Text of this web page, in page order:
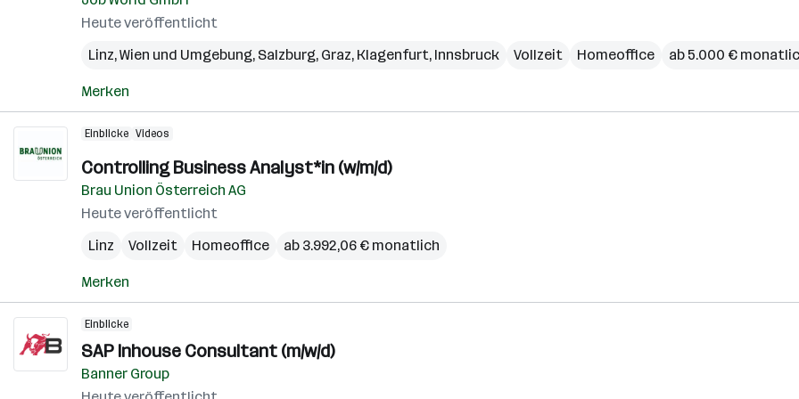
Heute veröffentlicht
Linz,Wien und Umgebung, Salzburg, Graz, Klagenfurt, Innsbruck Vollzeit Homeoffice ab 5.000 €
Merken
Einblicke Videos
Controlling Business Analyst*in (w/m/d)
Brau Union Österreich AG
Heute veröffentlicht
Linz
Vollzeit Homeoffice ab 3.992,06 € monatlich
Merken
Einblicke
SAP Inhouse Consultant (m/w/d)
Banner Group